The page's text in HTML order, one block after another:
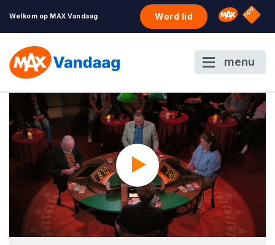
Welkom op MAX Vandaag Word lid Omroep
NPO
menu